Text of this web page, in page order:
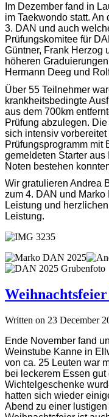
Im Dezember fand in
im Taekwondo statt.
3. DAN und auch
Prüfungskomitee für
Güntner, Frank Herzog
höheren
Hermann Deeg und
Über 55 Teilnehmer
krankheitsbedingte
aus dem 700km
Prüfung abzulegen.
sich intensiv
Prüfungsprogramm mit
gemeldeten Starter
Noten bestehen
Wir gratulieren Andrea
zum 4. DAN und
Leistung und
Leistung.
Weihnachtsfeier
Written on 23 December
Ende November fand
Weinstube Kanne in
von ca. 25 Leuten war
bei leckerem Essen
Wichtelgeschenke
hatten sich wieder
Abend zu einer